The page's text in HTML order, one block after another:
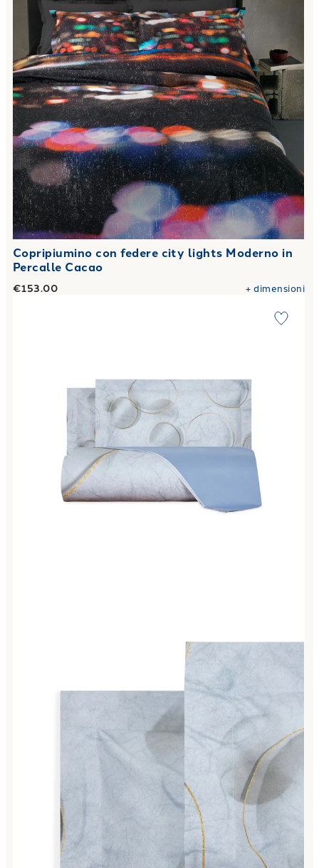
Copripiumino con federe city lights Moderno in
Percalle Cacao
€153.00 +dimensioni